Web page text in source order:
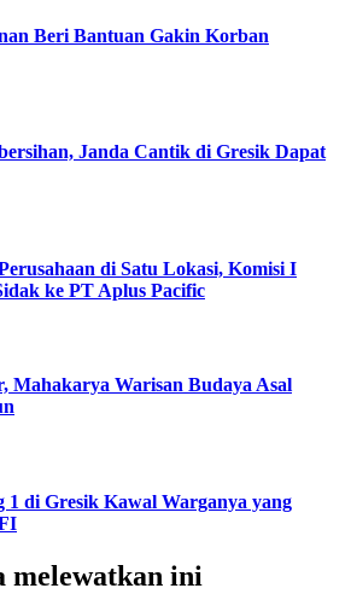
Beri Bantuan Gakin Korban
Janda Cantik di Gresik Dapat
di Satu Lokasi, Komisi I
ke PT Aplus Pacific
Mahakarya Warisan Budaya Asal
1 di Gresik Kawal Warganya yang
melewatkan ini